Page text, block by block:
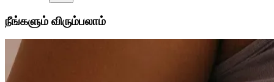
நீங்களும் விரும்பலாம்